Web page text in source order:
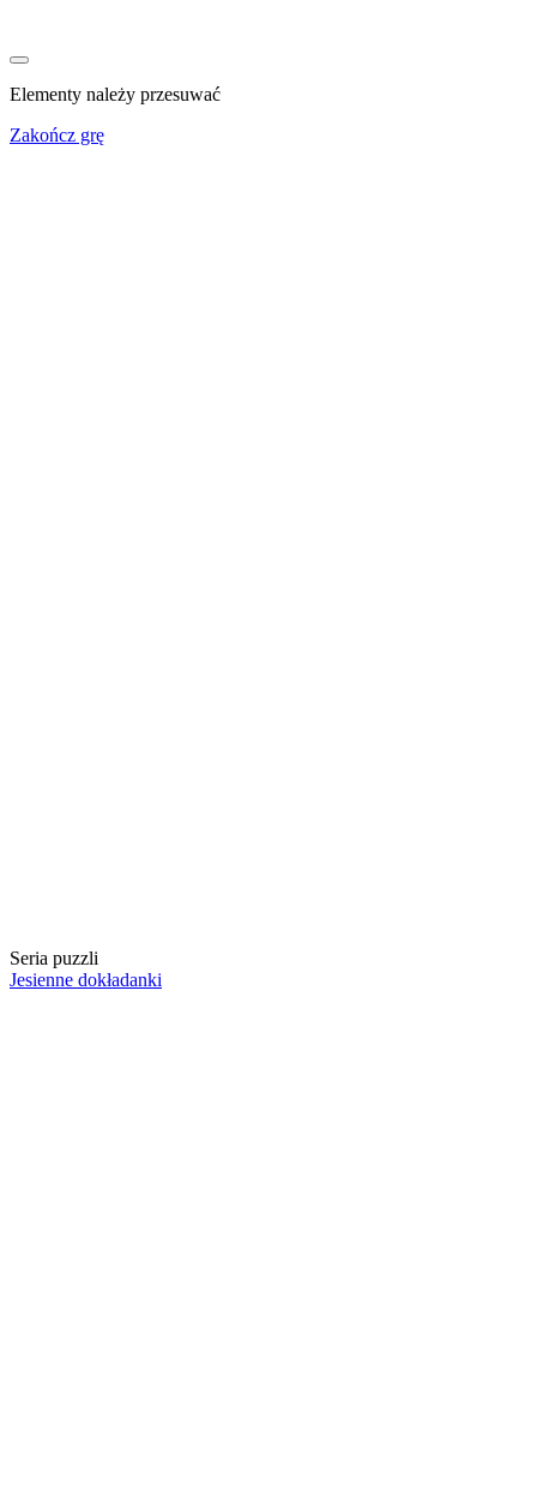
Elementy należy przesuwać
Zakończ grę
Seria puzzli
Jesienne dokładanki